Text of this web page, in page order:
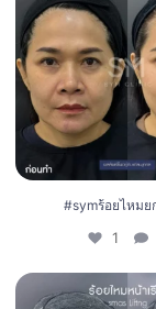
1
#symร้อยไหมย
1
#symร้อยไหมย